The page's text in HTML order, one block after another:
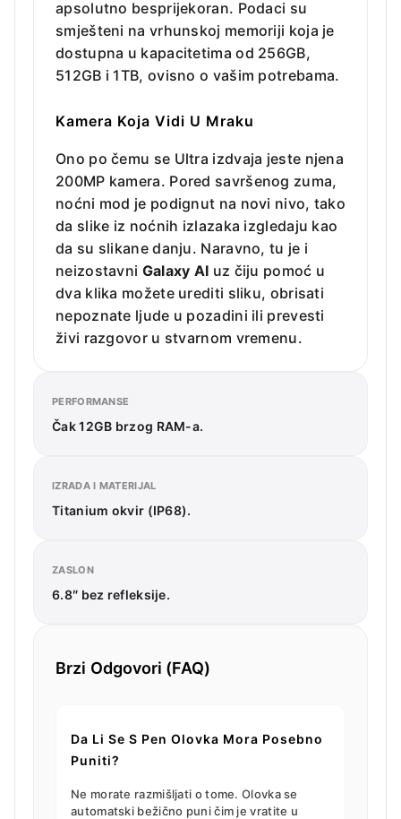
apsolutno besprijekoran. Podaci su
smješteni na vrhunskoj memoriji koja je
dostupna u kapacitetima od 256GB,
512GB i 1TB, ovisno o vašim potrebama.
Kamera Koja Vidi U Mraku
Ono po čemu se Ultra izdvaja jeste njena
200MP kamera. Pored savršenog zuma,
noćni mod je podignut na novi nivo, tako
da slike iz noćnih izlazaka izgledaju kao
da su slikane danju. Naravno, tu je i
neizostavni Galaxy AI uz čiju pomoć u
dva klika možete urediti sliku, obrisati
nepoznate ljude u pozadini ili prevesti
živi razgovor u stvarnom vremenu.
PERFORMANSE
Čak 12GB brzog RAM-a.
IZRADA I MATERIJAL
Titanium okvir (IP68).
ZASLON
6.8″ bez refleksije.
Brzi Odgovori (FAQ)
Da Li Se S Pen Olovka Mora Posebno
Puniti?
Ne morate razmišljati o tome. Olovka se
automatski bežično puni čim je vratite u